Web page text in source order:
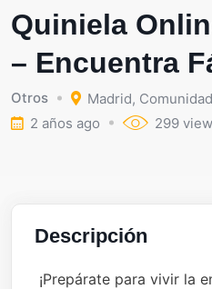
Quiniela
– Encuentra
Otros Madrid,
2 años ago
299
Descripción
¡Prepárate para vivir la